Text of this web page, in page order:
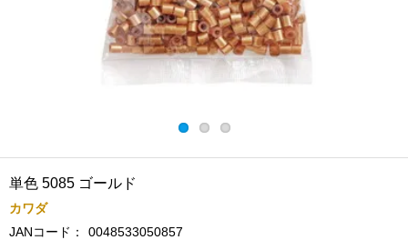
単色 5085 ゴールド
カワダ
JANコード：
0048533050857